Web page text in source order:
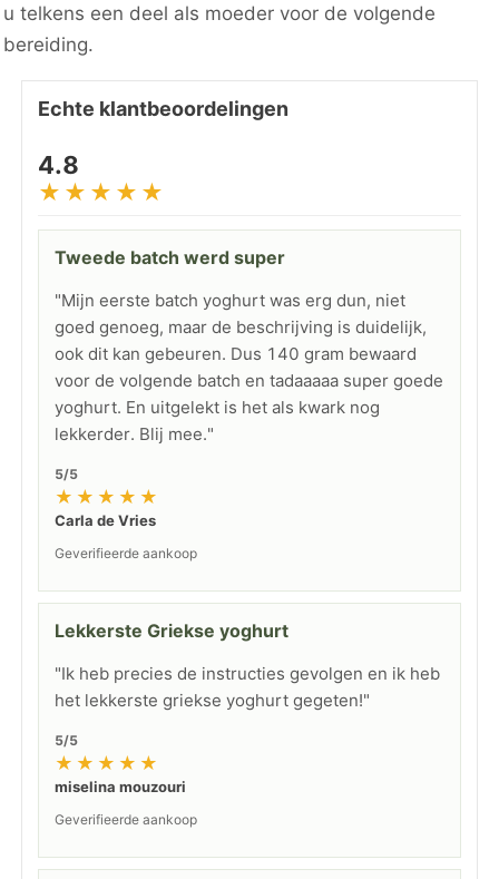
u telkens een deel als moeder voor de volgende
bereiding.
Echte klantbeoordelingen
4.8
★★★★★
Tweede batch werd super
"Mijn eerste batch yoghurt was erg dun, niet
goed genoeg, maar de beschrijving is duidelijk,
ook dit kan gebeuren. Dus 140 gram bewaard
voor de volgende batch en tadaaaaa super goede
yoghurt. En uitgelekt is het als kwark nog
lekkerder. Blij mee."
5/5
★★★★★
Carla de Vries
Geverifieerde aankoop
Lekkerste Griekse yoghurt
"Ik heb precies de instructies gevolgen en ik heb
het lekkerste griekse yoghurt gegeten!"
5/5
★★★★★
miselina mouzouri
Geverifieerde aankoop